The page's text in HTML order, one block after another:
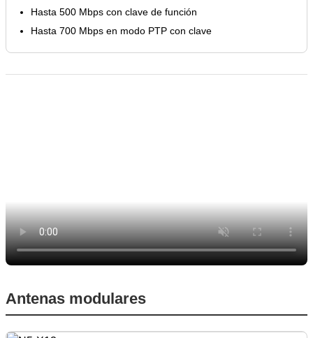
Hasta 500 Mbps con clave de función
Hasta 700 Mbps en modo PTP con clave
Antenas modulares